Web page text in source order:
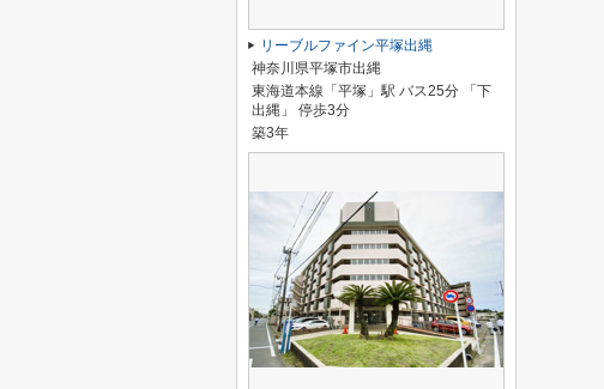
リーブルファイン平塚出縄
神奈川県平塚市出縄
東海道本線「平塚」駅 バス25分 「下
出縄」 停歩3分
築3年